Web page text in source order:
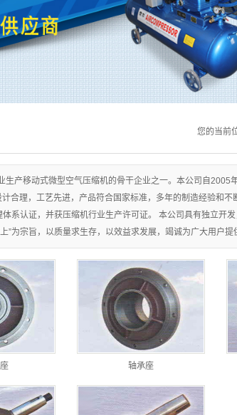
您的当前
产移动式微型空气压缩机的骨干企业之一。本公司自2005
合理，工艺先进，产品符合国家标准，多年的制造经验和不
系认证，并获压缩机行业生产许可证。 本公司具有独立开发
为宗旨，以质量求生存，以效益求发展，竭诚为广大用户提
轴承座